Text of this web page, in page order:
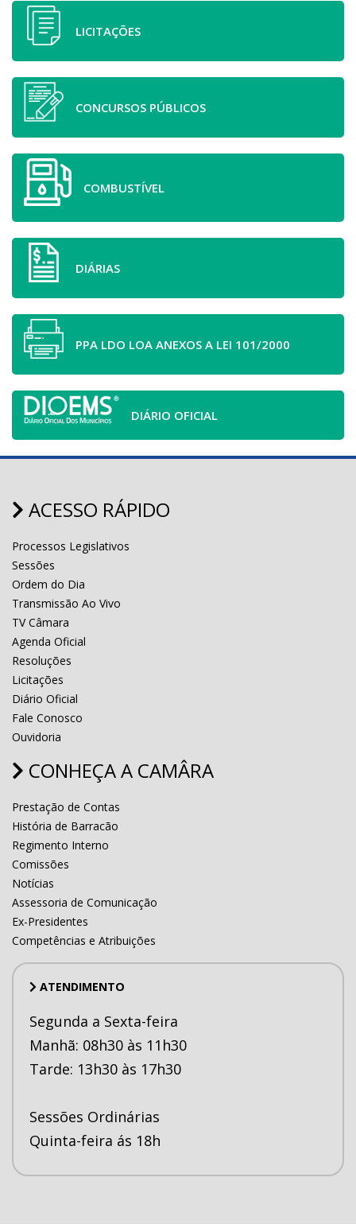
LICITAÇÕES
CONCURSOS PÚBLICOS
COMBUSTÍVEL
DIÁRIAS
PPA LDO LOA ANEXOS A LEI 101/2000
DIÁRIO OFICIAL
ACESSO RÁPIDO
Processos Legislativos
Sessões
Ordem do Dia
Transmissão Ao Vivo
TV Câmara
Agenda Oficial
Resoluções
Licitações
Diário Oficial
Fale Conosco
Ouvidoria
CONHEÇA A CAMÂRA
Prestação de Contas
História de Barracão
Regimento Interno
Comissões
Notícias
Assessoria de Comunicação
Ex-Presidentes
Competências e Atribuições
ATENDIMENTO
Segunda a Sexta-feira
Manhã: 08h30 às 11h30
Tarde: 13h30 às 17h30
Sessões Ordinárias
Quinta-feira ás 18h